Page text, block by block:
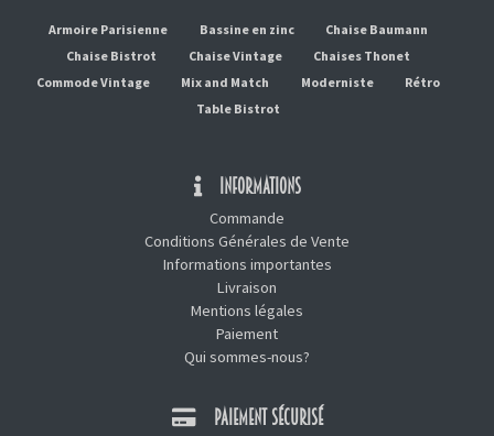
Armoire Parisienne Bassine en zinc
Chaise Baumann
Chaise Bistrot
Chaise Vintage
Chaises Thonet
Commode Vintage
Mix and Match Moderniste
Rétro
Table Bistrot
INFORMATIONS
Commande
Conditions Générales de Vente
Informations importantes
Livraison
Mentions légales
Paiement
Qui sommes-nous?
PAIEMENT SÉCURISÉ